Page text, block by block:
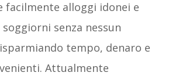
facilmente alloggi idonei e
senza nessun
tempo, denaro e
Attualmente